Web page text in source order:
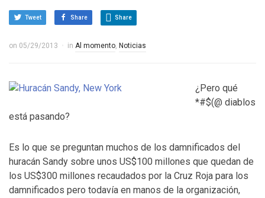
Tweet Share Share
on 05/29/2013 in Al momento, Noticias
¿Pero qué
*#$(@ diablos
está pasando?
Es lo que se preguntan muchos de los damnificados del
huracán Sandy sobre unos US$100 millones que quedan de
los US$300 millones recaudados por la Cruz Roja para los
damnificados pero todavía en manos de la organización,